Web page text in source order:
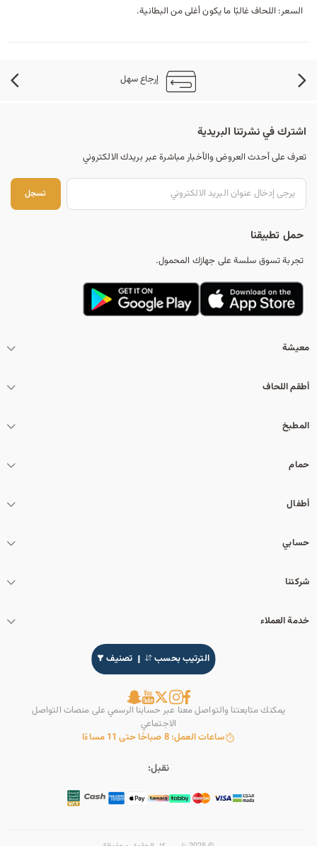
الترتيب بحسب تصنيف
السعر: اللحاف غالبًا ما يكون أغلى من البطانية.
إرجاع سهل
اشترك في نشرتنا البريدية
تعرف على أحدث العروض والأخبار مباشرة عبر بريدك الالكتروني
تسجل
حمل تطبيقنا
تجربة تسوق سلسة على جهازك المحمول.
معيشة
أطقم اللحاف
المطبخ
حمام
أطفال
حسابي
شركتنا
خدمة العملاء
يمكنك متابعتنا والتواصل معنا عبر حسابنا الرسمي على منصات التواصل
الاجتماعي
ساعات العمل: 8 صباحًا حتى 11 مساءًا
نقبل: